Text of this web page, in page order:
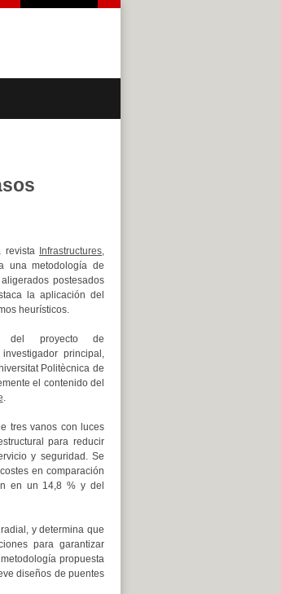
revista Infrastructures,
una metodología de
postesados
la aplicación del
heurísticos.
del proyecto de
principal,
Politècnica de
el contenido del
.
tres vanos con luces
para reducir
y seguridad. Se
en comparación
en un 14,8 % y del
y determina que
para garantizar
propuesta
diseños de puentes